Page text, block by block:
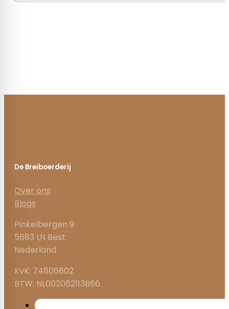
De Breiboerderij
Over ons
Blogs
Pinkelbergen 9
5683 LN Best
Nederland
KvK: 74806602
BTW: NL002062113B66